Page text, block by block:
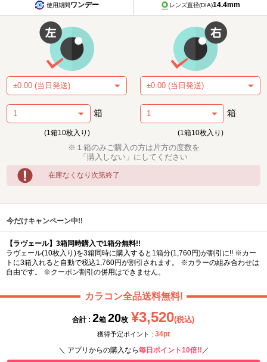
使用期間ワンデー レンズ直径(DIA)14.4mm
箱
(1箱10枚入り)
箱
(1箱10枚入り)
※１箱のみご購入の方は片方の度数を
「購入しない」にしてください
在庫なくなり次第終了
今だけキャンペーン中!!
【ラヴェール】3箱同時購入で1箱分無料!!
ラヴェール(10枚入り)を3箱同時に購入すると1箱分(1,760円)が割引に!! ※カー
トに3箱入れると自動で税込1,760円が割引されます。 ※カラーの組み合わせは
自由です。 ※クーポン割引の併用はできません。
カラコン全品送料無料!
合計 : 2箱 20枚 ¥3,520(税込)
獲得予定ポイント : 34pt
＼ アプリからの購入なら毎日ポイント10倍!! ／